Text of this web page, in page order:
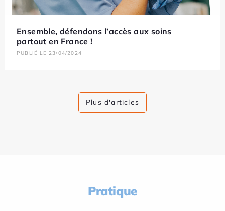
Ensemble, défendons l’accès aux soins
partout en France !
PUBLIÉ LE 23/04/2024
Plus d'articles
Pratique